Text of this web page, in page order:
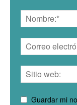
Guardar mi